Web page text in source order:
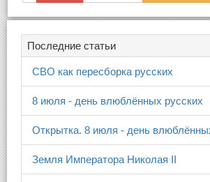
Последние статьи
СВО как пересборка русских
8 июля - день влюблённых русских
Открытка. 8 июля - день
Земля Императора Николая II